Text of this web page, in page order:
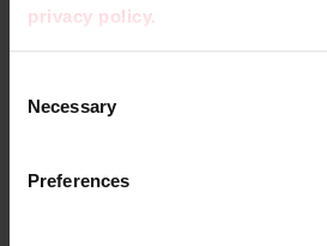
privacy policy.
Necessary
Preferences
liitetiedostona
kortti ei välttämättä
Verkossa kauppoja